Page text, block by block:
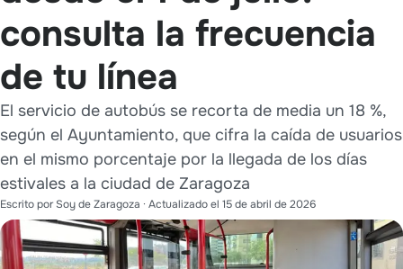
consulta la frecuencia
de tu línea
El servicio de autobús se recorta de media un 18 %,
según el Ayuntamiento, que cifra la caída de usuarios
en el mismo porcentaje por la llegada de los días
estivales a la ciudad de Zaragoza
Escrito porSoy de Zaragoza · Actualizado el 15 de abril de 2026